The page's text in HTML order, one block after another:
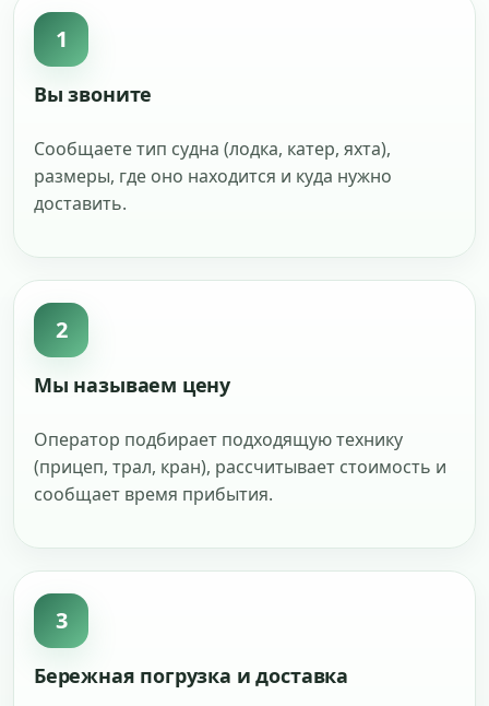
1
Вы звоните
Сообщаете тип судна (лодка, катер, яхта),
размеры, где оно находится и куда нужно
доставить.
2
Мы называем цену
Оператор подбирает подходящую технику
(прицеп, трал, кран), рассчитывает стоимость и
сообщает время прибытия.
3
Бережная погрузка и доставка